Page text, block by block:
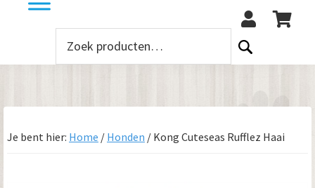
Zoeken
Je bent hier: Home / Honden / Kong Cuteseas Rufflez Haai